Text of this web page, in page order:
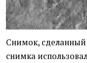
Снимок,
снимка